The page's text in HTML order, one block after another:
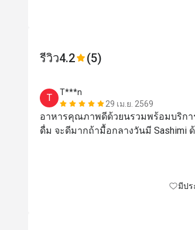
รีวิว4.2 (5)
T
T***n
29 เม.ย. 2569
อาหารคุณภาพดีด้วยนรวมพร้อมบริกา
ดื่ม จะดีมากถ้ามื้อกลางวันมี Sashimi
มีปร